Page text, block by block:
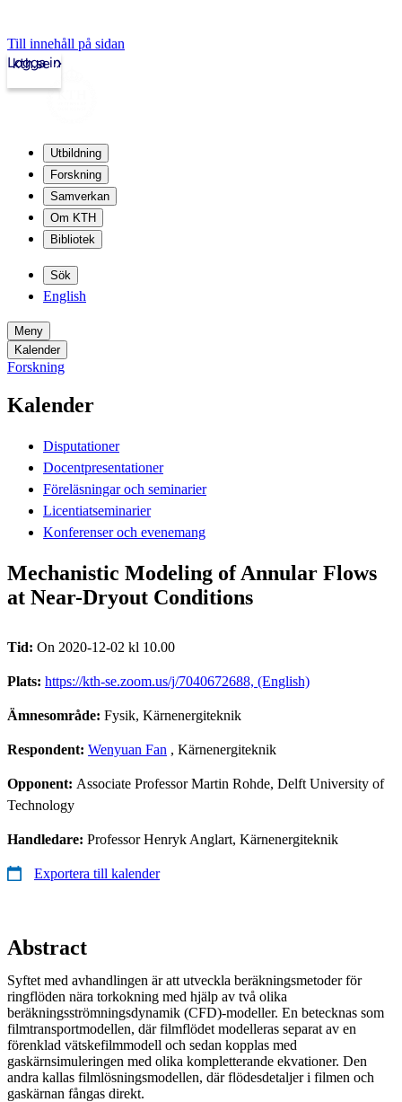
Till innehåll på sidan
kth.se
Logga in
Utbildning
Forskning
Samverkan
Om KTH
Bibliotek
Sök
English
Meny
Kalender
Forskning
Kalender
Disputationer
Docentpresentationer
Föreläsningar och seminarier
Licentiatseminarier
Konferenser och evenemang
Mechanistic Modeling of Annular Flows
at Near-Dryout Conditions
Tid: On 2020-12-02 kl 10.00
Plats: https://kth-se.zoom.us/j/7040672688, (English)
Ämnesområde: Fysik, Kärnenergiteknik
Respondent: Wenyuan Fan , Kärnenergiteknik
Opponent: Associate Professor Martin Rohde, Delft University of
Technology
Handledare: Professor Henryk Anglart, Kärnenergiteknik
Exportera till kalender
Abstract
Syftet med avhandlingen är att utveckla beräkningsmetoder för
ringflöden nära torkokning med hjälp av två olika
beräkningsströmningsdynamik (CFD)-modeller. En betecknas som
filmtransportmodellen, där filmflödet modelleras separat av en
förenklad vätskefilmmodell och sedan kopplas med
gaskärnsimuleringen med olika kompletterande ekvationer. Den
andra kallas filmlösningsmodellen, där flödesdetaljer i filmen och
gaskärnan fångas direkt.